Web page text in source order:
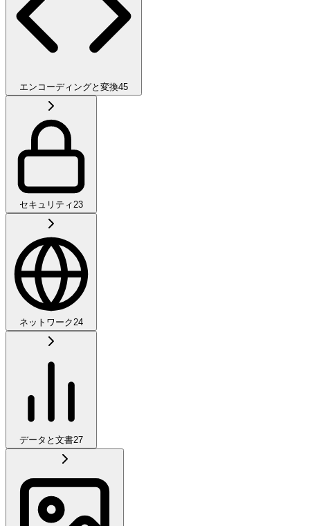
エンコーディングと変換45
セキュリティ23
ネットワーク24
データと文書27